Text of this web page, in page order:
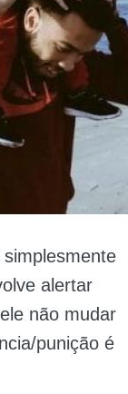
alertar
não mudar
punição é